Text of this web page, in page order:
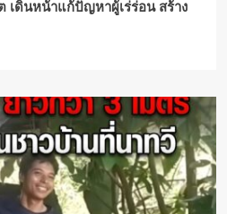
เดินหน้าแก้ปัญหาผู้เร่ร่อน สร้าง